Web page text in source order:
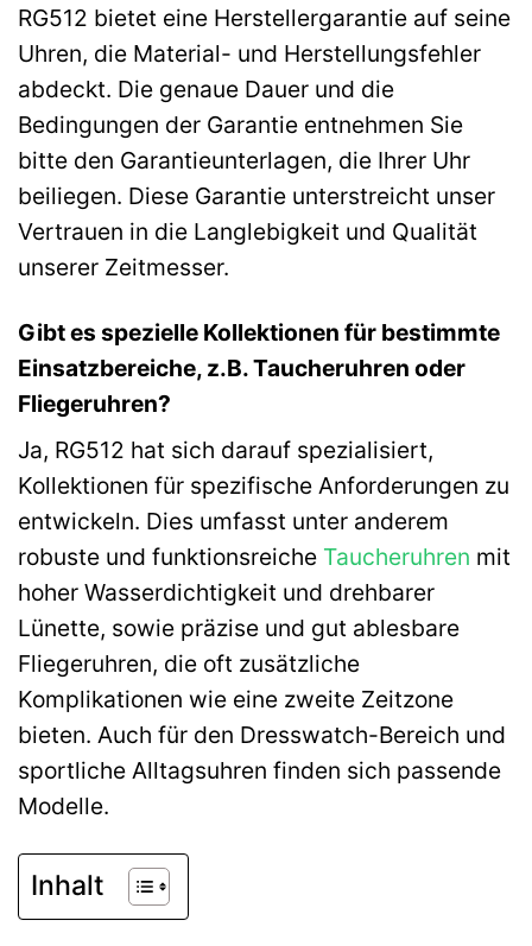
RG512 bietet eine Herstellergarantie auf seine
Uhren, die Material- und Herstellungsfehler
abdeckt. Die genaue Dauer und die
Bedingungen der Garantie entnehmen Sie
bitte den Garantieunterlagen, die Ihrer Uhr
beiliegen. Diese Garantie unterstreicht unser
Vertrauen in die Langlebigkeit und Qualität
unserer Zeitmesser.
Gibt es spezielle Kollektionen für bestimmte
Einsatzbereiche, z.B. Taucheruhren oder
Fliegeruhren?
Ja, RG512 hat sich darauf spezialisiert,
Kollektionen für spezifische Anforderungen zu
entwickeln. Dies umfasst unter anderem
robuste und funktionsreiche Taucheruhren mit
hoher Wasserdichtigkeit und drehbarer
Lünette, sowie präzise und gut ablesbare
Fliegeruhren, die oft zusätzliche
Komplikationen wie eine zweite Zeitzone
bieten. Auch für den Dresswatch-Bereich und
sportliche Alltagsuhren finden sich passende
Modelle.
Inhalt